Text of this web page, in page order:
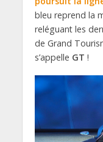
bleu reprend la
reléguant les
de Grand
s’appelle GT !